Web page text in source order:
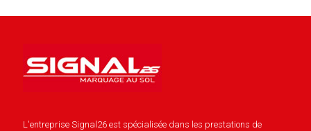
L'entreprise Signal26 est spécialisée dans les prestations de